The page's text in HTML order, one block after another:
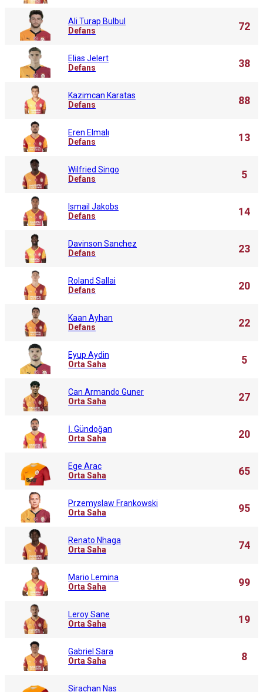
Ali Turap Bulbul
Defans
72
Elias Jelert
Defans
38
Kazimcan Karatas
Defans
88
Eren Elmalı
Defans
13
Wilfried Singo
Defans
5
Ismail Jakobs
Defans
14
Davinson Sanchez
Defans
23
Roland Sallai
Defans
20
Kaan Ayhan
Defans
22
Eyup Aydin
Orta Saha
5
Can Armando Guner
Orta Saha
27
İ. Gündoğan
Orta Saha
20
Ege Arac
Orta Saha
65
Przemyslaw Frankowski
Orta Saha
95
Renato Nhaga
Orta Saha
74
Mario Lemina
Orta Saha
99
Leroy Sane
Orta Saha
19
Gabriel Sara
Orta Saha
8
Sirachan Nas